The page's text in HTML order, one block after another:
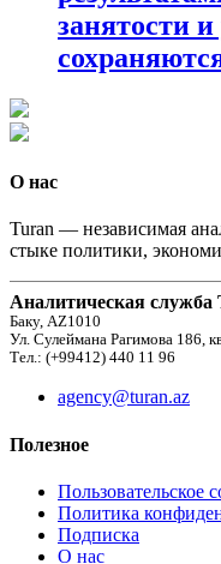
занятости
О нас
Turan — независимая
стыке политики,
Аналитическая служба
Баку, AZ1010
Ул. Сулеймана Рагимова 186,
Тел.: (+99412) 440 11 96
agency@turan.az
Полезное
Пользовательское
Политика
Подписка
О нас